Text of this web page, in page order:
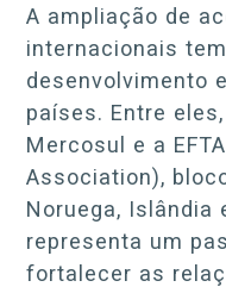
A ampliação de
internacionais
desenvolvimento
países. Entre
Mercosul e a
Association),
Noruega, Islândia
representa um
fortalecer as